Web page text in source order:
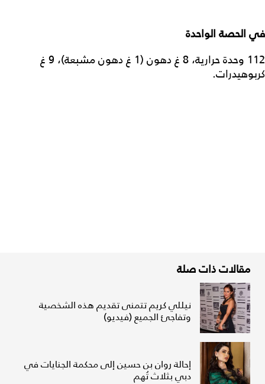
في الحصة الواحدة
112 وحدة حرارية، 8 غ دهون (1 غ دهون مشبعة)، 9 غ
كربوهيدرات.
مقالات ذات صلة
نيللي كريم تتمنى تقديم هذه الشخصية
وتفاجئ الجميع (فيديو)
إحالة روان بن حسين إلى محكمة الجنايات في
دبي بثلاث تُهم